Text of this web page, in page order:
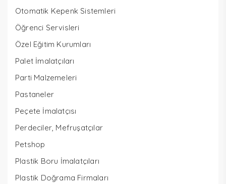
Otomatik Kepenk Sistemleri
Öğrenci Servisleri
Özel Eğitim Kurumları
Palet İmalatçıları
Parti Malzemeleri
Pastaneler
Peçete İmalatçısı
Perdeciler, Mefruşatçılar
Petshop
Plastik Boru İmalatçıları
Plastik Doğrama Firmaları